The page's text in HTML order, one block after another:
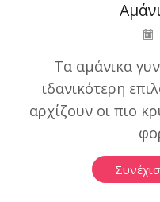
Τα αμάνικα
ιδανικότερη
αρχίζουν οι πιο